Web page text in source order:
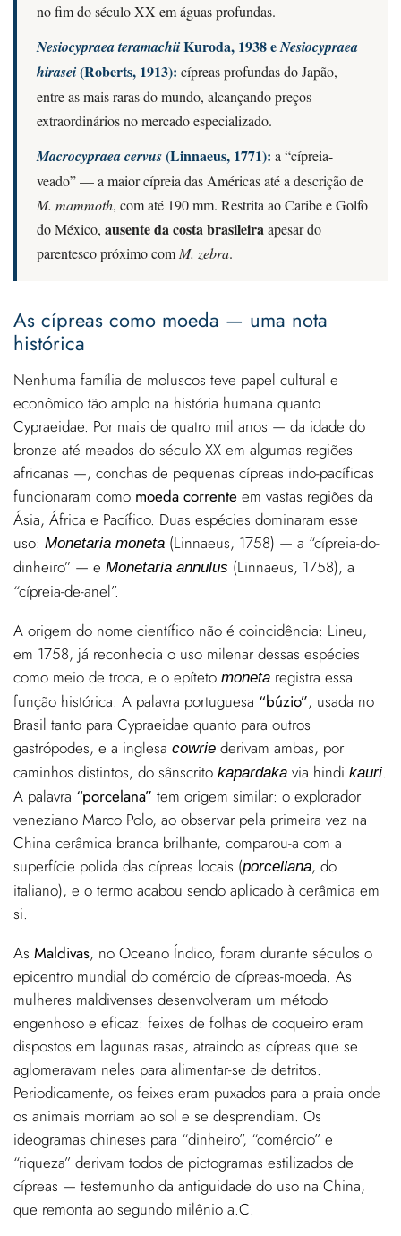
no fim do século XX em águas profundas.
Nesiocypraea teramachiiKuroda, 1938 eNesiocypraea
hirasei(Roberts, 1913): cípreas profundas do Japão,
entre as mais raras do mundo, alcançando preços
extraordinários no mercado especializado.
Macrocypraea cervus(Linnaeus, 1771): a “cípreia-
veado” — a maior cípreia das Américas até a descrição de
M. mammoth, com até 190 mm. Restrita ao Caribe e Golfo
do México, ausente da costa brasileiraapesar do
parentesco próximo com M. zebra.
As cípreas como moeda — uma nota
histórica
Nenhuma família de moluscos teve papel cultural e
econômico tão amplo na história humana quanto
Cypraeidae. Por mais de quatro mil anos — da idade do
bronze até meados do século XX em algumas regiões
africanas —, conchas de pequenas cípreas indo-pacíficas
funcionaram como moeda corrente em vastas regiões da
Ásia, África e Pacífico. Duas espécies dominaram esse
uso: Monetaria moneta (Linnaeus, 1758) — a “cípreia-do-
dinheiro” — e Monetaria annulus (Linnaeus, 1758), a
“cípreia-de-anel”.
A origem do nome científico não é coincidência: Lineu,
em 1758, já reconhecia o uso milenar dessas espécies
como meio de troca, e o epíteto moneta registra essa
função histórica. A palavra portuguesa “búzio”, usada no
Brasil tanto para Cypraeidae quanto para outros
gastrópodes, e a inglesa cowrie derivam ambas, por
caminhos distintos, do sânscrito kapardaka via hindi kauri.
A palavra “porcelana” tem origem similar: o explorador
veneziano Marco Polo, ao observar pela primeira vez na
China cerâmica branca brilhante, comparou-a com a
superfície polida das cípreas locais (porcellana, do
italiano), e o termo acabou sendo aplicado à cerâmica em
si.
As Maldivas, no Oceano Índico, foram durante séculos o
epicentro mundial do comércio de cípreas-moeda. As
mulheres maldivenses desenvolveram um método
engenhoso e eficaz: feixes de folhas de coqueiro eram
dispostos em lagunas rasas, atraindo as cípreas que se
aglomeravam neles para alimentar-se de detritos.
Periodicamente, os feixes eram puxados para a praia onde
os animais morriam ao sol e se desprendiam. Os
ideogramas chineses para “dinheiro”, “comércio” e
“riqueza” derivam todos de pictogramas estilizados de
cípreas — testemunho da antiguidade do uso na China,
que remonta ao segundo milênio a.C.